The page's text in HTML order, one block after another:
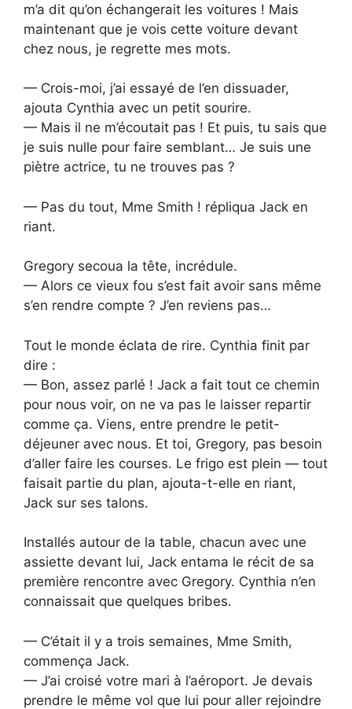
m’a dit qu’on échangerait les voitures ! Mais
maintenant que je vois cette voiture devant
chez nous, je regrette mes mots.
— Crois-moi, j’ai essayé de l’en dissuader,
ajouta Cynthia avec un petit sourire.
— Mais il ne m’écoutait pas ! Et puis, tu sais que
je suis nulle pour faire semblant… Je suis une
piètre actrice, tu ne trouves pas ?
— Pas du tout, Mme Smith ! répliqua Jack en
riant.
Gregory secoua la tête, incrédule.
— Alors ce vieux fou s’est fait avoir sans même
s’en rendre compte ? J’en reviens pas…
Tout le monde éclata de rire. Cynthia finit par
dire :
— Bon, assez parlé ! Jack a fait tout ce chemin
pour nous voir, on ne va pas le laisser repartir
comme ça. Viens, entre prendre le petit-
déjeuner avec nous. Et toi, Gregory, pas besoin
d’aller faire les courses. Le frigo est plein — tout
faisait partie du plan, ajouta-t-elle en riant,
Jack sur ses talons.
Installés autour de la table, chacun avec une
assiette devant lui, Jack entama le récit de sa
première rencontre avec Gregory. Cynthia n’en
connaissait que quelques bribes.
— C’était il y a trois semaines, Mme Smith,
commença Jack.
— J’ai croisé votre mari à l’aéroport. Je devais
prendre le même vol que lui pour aller rejoindre